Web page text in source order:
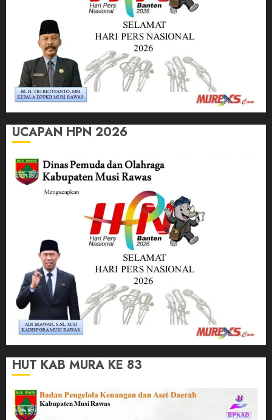
UCAPAN HPN 2026
HUT KAB MURA KE 83